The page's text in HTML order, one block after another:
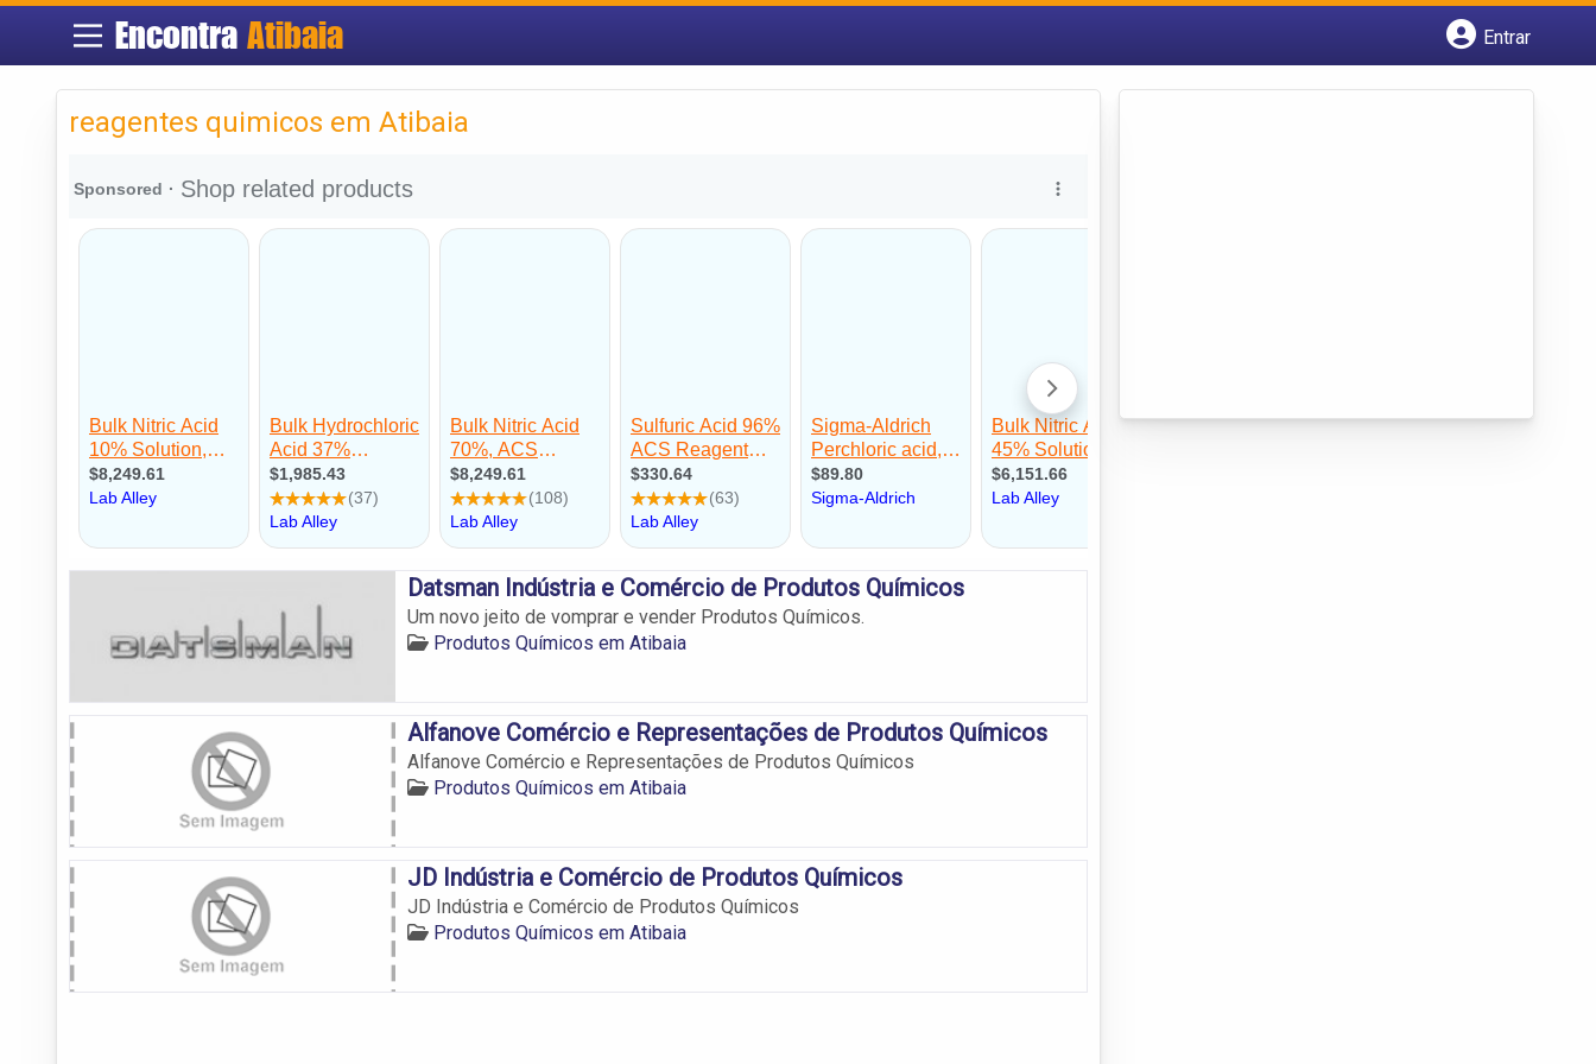
EncontraAtibaia
Entrar
reagentes quimicos em Atibaia
Datsman Indústria e Comércio de Produtos Químicos
Um novo jeito de vomprar e vender Produtos Químicos.
Produtos Químicos em Atibaia
Alfanove Comércio e Representações de Produtos Químicos
Alfanove Comércio e Representações de Produtos Químicos
Produtos Químicos em Atibaia
JD Indústria e Comércio de Produtos Químicos
JD Indústria e Comércio de Produtos Químicos
Produtos Químicos em Atibaia